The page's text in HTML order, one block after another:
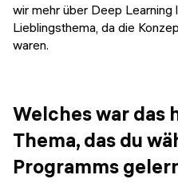
wir mehr über Deep Learning
Lieblingsthema, da die
waren.
Welches war das
Thema, das du
Programms